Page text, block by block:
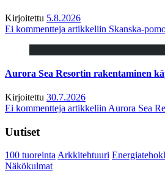
Kirjoitettu 5.8.2026
Ei kommentteja artikkeliin Skanska-
Aurora Sea Resortin rakentaminen
Kirjoitettu 30.7.2026
Ei kommentteja artikkeliin Aurora Sea
Uutiset
100 tuoreintaArkkitehtuuri
Näkökulmat